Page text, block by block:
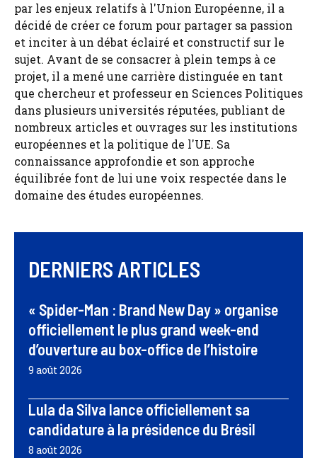
par les enjeux relatifs à l'Union Européenne, il a
décidé de créer ce forum pour partager sa passion
et inciter à un débat éclairé et constructif sur le
sujet. Avant de se consacrer à plein temps à ce
projet, il a mené une carrière distinguée en tant
que chercheur et professeur en Sciences Politiques
dans plusieurs universités réputées, publiant de
nombreux articles et ouvrages sur les institutions
européennes et la politique de l'UE. Sa
connaissance approfondie et son approche
équilibrée font de lui une voix respectée dans le
domaine des études européennes.
DERNIERS ARTICLES
« Spider-Man : Brand New Day » organise
officiellement le plus grand week-end
d’ouverture au box-office de l’histoire
9 août 2026
Lula da Silva lance officiellement sa
candidature à la présidence du Brésil
8 août 2026